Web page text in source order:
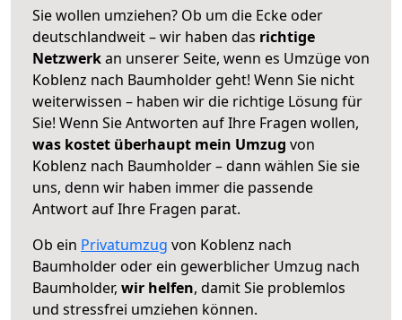
Sie wollen umziehen? Ob um die Ecke oder
deutschlandweit – wir haben das richtige
Netzwerkan unserer Seite, wenn es Umzüge von
Koblenz nach Baumholder geht! Wenn Sie nicht
weiterwissen – haben wir die richtige Lösung für
Sie! Wenn Sie Antworten auf Ihre Fragen wollen,
was kostet überhaupt mein Umzug von
Koblenz nach Baumholder – dann wählen Sie sie
uns, denn wir haben immer die passende
Antwort auf Ihre Fragen parat.
Ob ein Privatumzug von Koblenz nach
Baumholder oder ein gewerblicher Umzug nach
Baumholder, wir helfen, damit Sie problemlos
und stressfrei umziehen können.